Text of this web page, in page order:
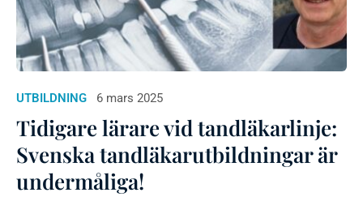
UTBILDNING 6 mars 2025
Tidigare lärare vid tandläkarlinje:
Svenska tandläkarutbildningar är
undermåliga!